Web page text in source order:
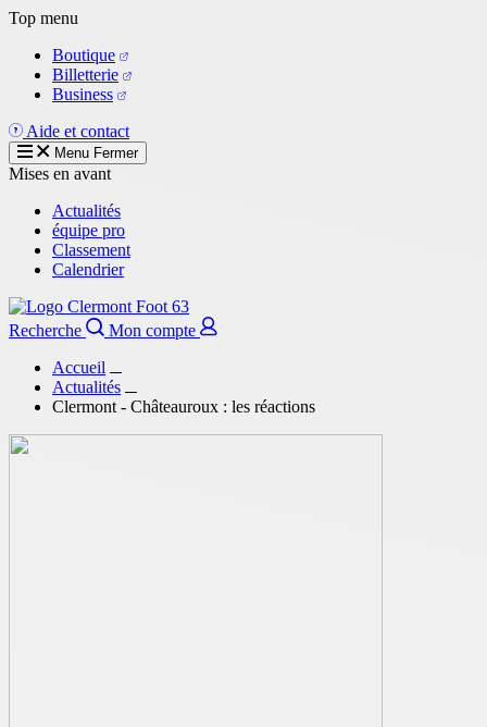
Aller
contenu
principal
Top menu
Boutique
Billetterie
Business
Aide et contact
Menu Fermer
Mises en avant
Actualités
équipe pro
Classement
Calendrier
Recherche
Mon compte
Accueil
Actualités
Clermont - Châteauroux : les réactions